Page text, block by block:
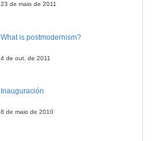
23 de maio de 2011
What is postmodernism?
4 de out. de 2011
Inauguración
8 de maio de 2010